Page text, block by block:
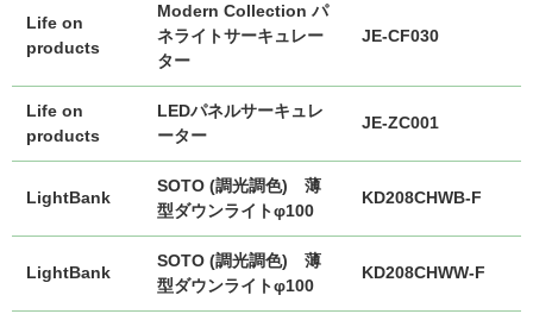
Life on
products
Modern Collection パ
ネライトサーキュレー
ター
JE-CF030
Life on
products
LEDパネルサーキュレ
ーター
JE-ZC001
LightBank
SOTO (調光調色) 薄
型ダウンライトφ100
KD208CHWB-F
LightBank
SOTO (調光調色) 薄
型ダウンライトφ100
KD208CHWW-F